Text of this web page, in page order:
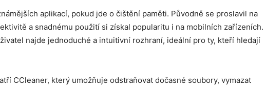
aplikací, pokud jde o čištění paměti. Původně se proslavil na
a snadnému použití si získal popularitu i na mobilních zařízeních.
najde jednoduché a intuitivní rozhraní, ideální pro ty, kteří hledají
CCleaner, který umožňuje odstraňovat dočasné soubory, vymazat